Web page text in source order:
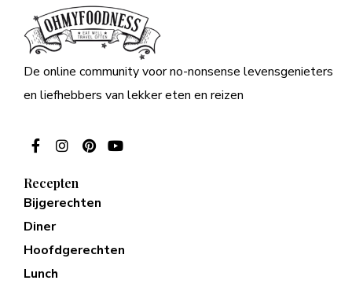
De online community voor no-nonsense levensgenieters
en liefhebbers van lekker eten en reizen
Recepten
Bijgerechten
Diner
Hoofdgerechten
Lunch